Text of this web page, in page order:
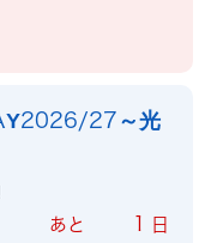
27～光
あと 1 日